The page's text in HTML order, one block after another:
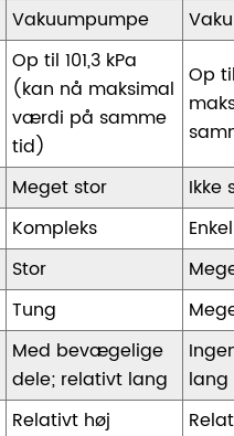
Vakuumpumpe
Op til 101,3 kPa
(kan nå maksimal
værdi på samme
tid)
Op
Meget stor
Ikke
Kompleks
Enkel
Stor
Tung
Med bevægelige
dele; relativt lang
Relativt høj